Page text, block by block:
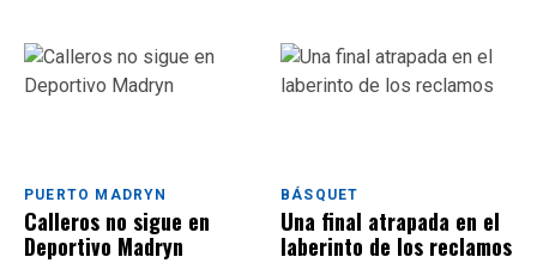
PUERTO MADRYN
Calleros no sigue en
Deportivo Madryn
BÁSQUET
Una final atrapada en el
laberinto de los reclamos